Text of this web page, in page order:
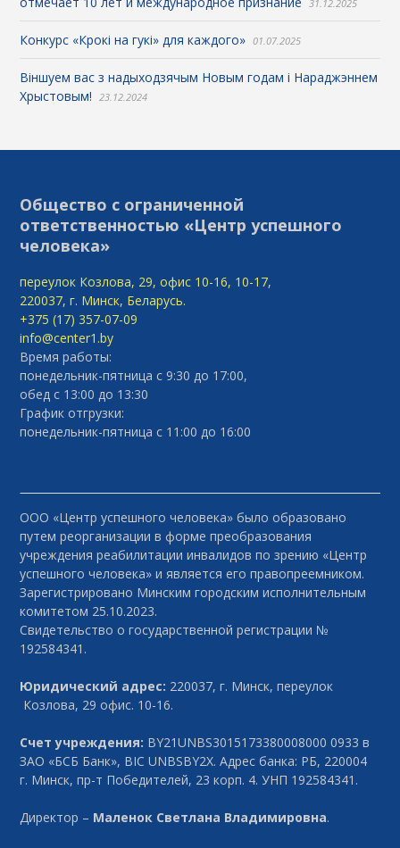
31.12.2025
Конкурс «Крокі на гукі» для каждого» 01.07.2025
Віншуем вас з надыходзячым Новым годам і Нараджэннем
Хрыстовым!
23.12.2024
Общество с ограниченной
ответственностью «Центр успешного
человека»
переулок Козлова, 29, офис 10-16, 10-17,
220037, г. Минск, Беларусь.
+375 (17) 357-07-09
info@center1.by
Время работы:
понедельник-пятница с 9:30 до 17:00,
обед с 13:00 до 13:30
График отгрузки:
понедельник-пятница с 11:00 до 16:00
ООО «Центр успешного человека» было образовано
путем реорганизации в форме преобразования
учреждения реабилитации инвалидов по зрению «Центр
успешного человека» и является его правопреемником.
Зарегистрировано Минским городским исполнительным
комитетом 25.10.2023.
Свидетельство о государственной регистрации №
192584341.
Юридический адрес: 220037, г. Минск, переулок
Козлова, 29 офис. 10-16.
Счет учреждения: BY21UNBS3015173380008000 0933 в
ЗАО «БСБ Банк», BIC UNBSBY2X. Адрес банка: РБ, 220004
г. Минск, пр-т Победителей, 23 корп. 4. УНП 192584341.
Директор – Маленок Светлана Владимировна.